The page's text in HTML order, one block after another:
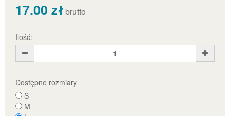
17.00 zł brutto
Ilość:
Dostępne rozmiary
S
M